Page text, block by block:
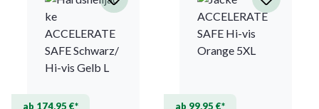
ab 174,95 €* ab 99,95 €*